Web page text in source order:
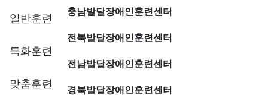
충남발달장애인훈련센터
전북발달장애인훈련센터
전남발달장애인훈련센터
경북발달장애인훈련센터
일반훈련
특화훈련
맞춤훈련